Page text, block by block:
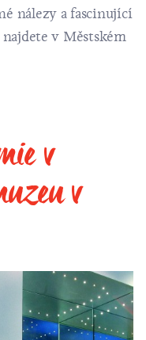
nálezy a fascinující
v Městském
v
v